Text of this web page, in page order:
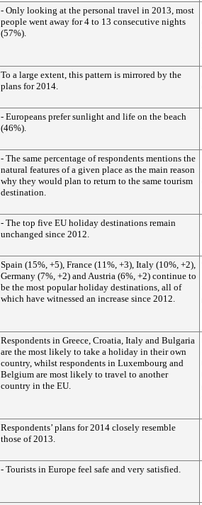
- Only looking at the personal travel in 2013, most
people went away for 4 to 13 consecutive nights
(57%).
To a large extent, this pattern is mirrored by the
plans for 2014.
- Europeans prefer sunlight and life on the beach
(46%).
- The same percentage of respondents mentions the
natural features of a given place as the main reason
why they would plan to return to the same tourism
destination.
- The top five EU holiday destinations remain
unchanged since 2012.
Spain (15%, +5), France (11%, +3), Italy (10%, +2),
Germany (7%, +2) and Austria (6%, +2) continue to
be the most popular holiday destinations, all of
which have witnessed an increase since 2012.
Respondents in Greece, Croatia, Italy and Bulgaria
are the most likely to take a holiday in their own
country, whilst respondents in Luxembourg and
Belgium are most likely to travel to another
country in the EU.
Respondents’ plans for 2014 closely resemble
those of 2013.
- Tourists in Europe feel safe and very satisfied.